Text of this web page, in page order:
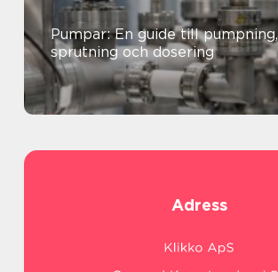
Pumpar: En guide till pumpning,
sprutning och dosering
Adress